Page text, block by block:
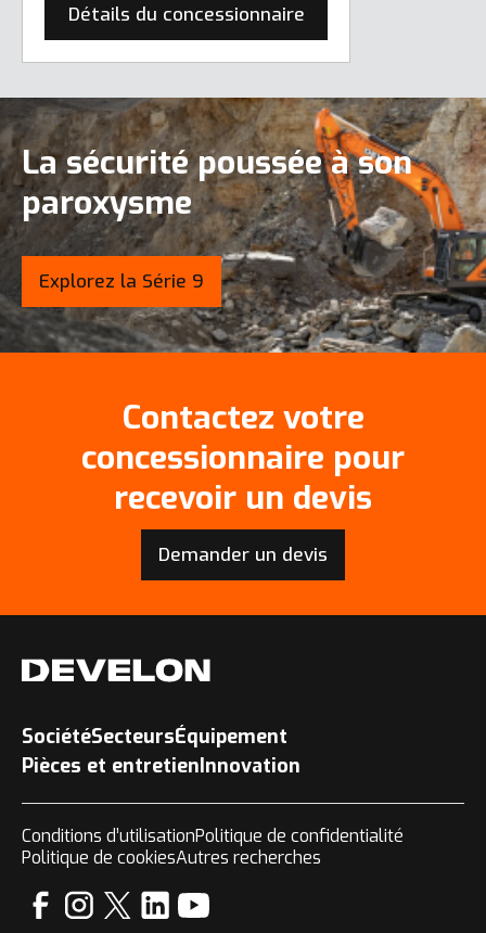
Détails du concessionnaire
La sécurité poussée à son
paroxysme
Explorez la Série 9
Contactez votre
concessionnaire pour
recevoir un devis
Demander un devis
SociétéSecteursÉquipement
Pièces et entretienInnovation
Conditions d’utilisationPolitique de confidentialité
Politique de cookiesAutres recherches